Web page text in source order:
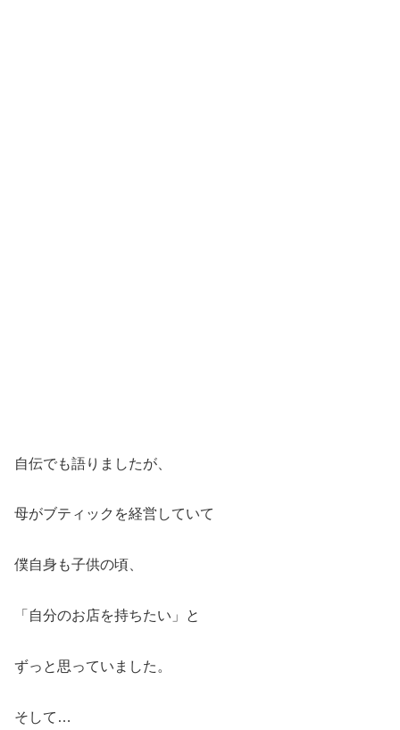
自伝でも語りましたが、
母がブティックを経営していて
僕自身も子供の頃、
「自分のお店を持ちたい」と
ずっと思っていました。
そして…